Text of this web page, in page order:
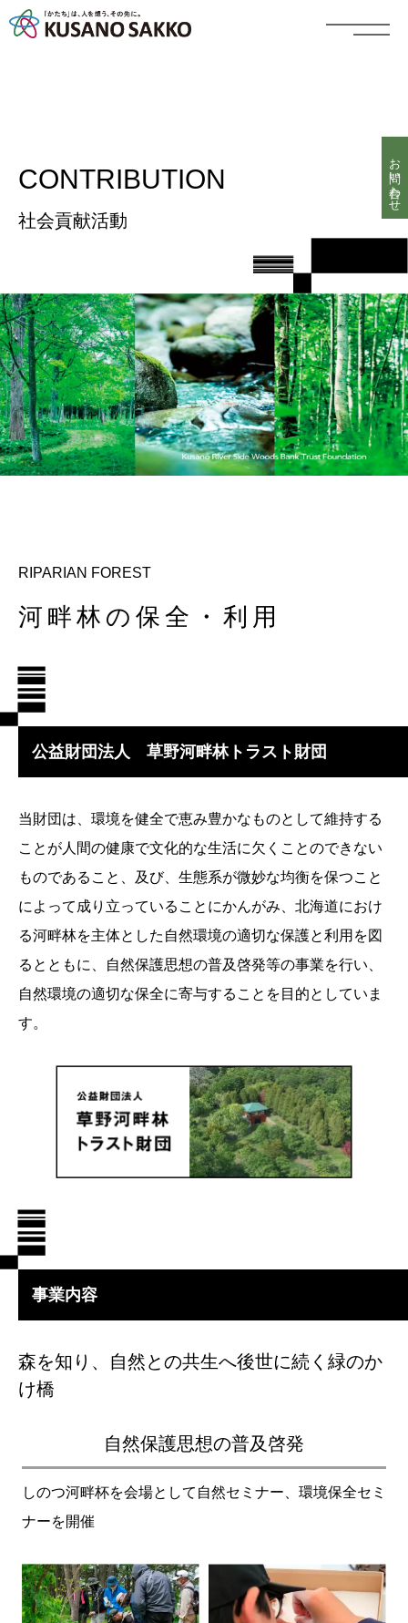
CONTRIBUTION
社会貢献活動
RIPARIAN FOREST
河畔林の保全・利用
公益財団法人 草野河畔林トラスト財団
当財団は、環境を健全で恵み豊かなものとして維持する
ことが人間の健康で文化的な生活に欠くことのできない
ものであること、及び、生態系が微妙な均衡を保つこと
によって成り立っていることにかんがみ、北海道におけ
る河畔林を主体とした自然環境の適切な保護と利用を図
るとともに、自然保護思想の普及啓発等の事業を行い、
自然環境の適切な保全に寄与することを目的としていま
す。
事業内容
森を知り、自然との共生へ後世に続く緑のか
け橋
自然保護思想の普及啓発
しのつ河畔杯を会場として自然セミナー、環境保全セミ
ナーを開催
お問い合わせ